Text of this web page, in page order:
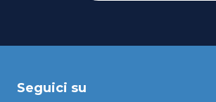
Seguici su